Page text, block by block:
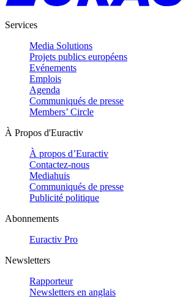
Services
Media Solutions
Projets publics européens
Evénements
Emplois
Agenda
Communiqués de presse
Members’ Circle
À Propos d'Euractiv
À propos d’Euractiv
Contactez-nous
Mediahuis
Communiqués de presse
Publicité politique
Abonnements
Euractiv Pro
Newsletters
Rapporteur
Newsletters en anglais